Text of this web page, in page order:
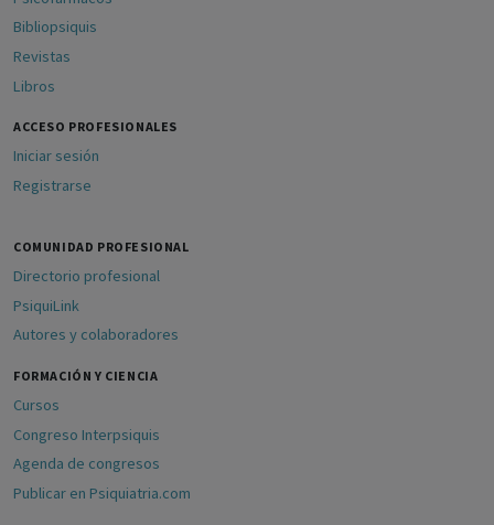
Bibliopsiquis
Revistas
Libros
ACCESO PROFESIONALES
Iniciar sesión
Registrarse
COMUNIDAD PROFESIONAL
Directorio profesional
PsiquiLink
Autores y colaboradores
FORMACIÓN Y CIENCIA
Cursos
Congreso Interpsiquis
Agenda de congresos
Publicar en Psiquiatria.com